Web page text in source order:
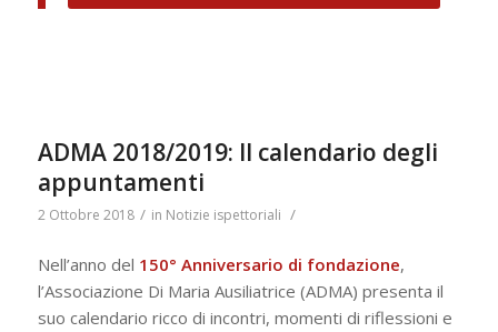
ADMA 2018/2019: Il calendario degli
appuntamenti
2 Ottobre 2018 / in Notizie ispettoriali /
Nell’anno del 150° Anniversario di fondazione,
l’Associazione Di Maria Ausiliatrice (ADMA) presenta il
suo calendario ricco di incontri, momenti di riflessioni e